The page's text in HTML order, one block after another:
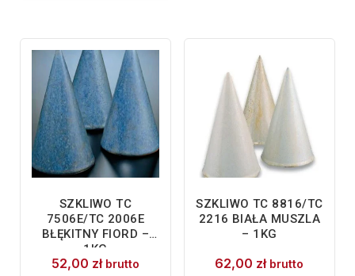
SZKLIWO TC
7506E/TC 2006E
BŁĘKITNY FIORD –
1KG
52,00 zł brutto
SZKLIWO TC 8816/TC
2216 BIAŁA MUSZLA
– 1KG
62,00 zł brutto